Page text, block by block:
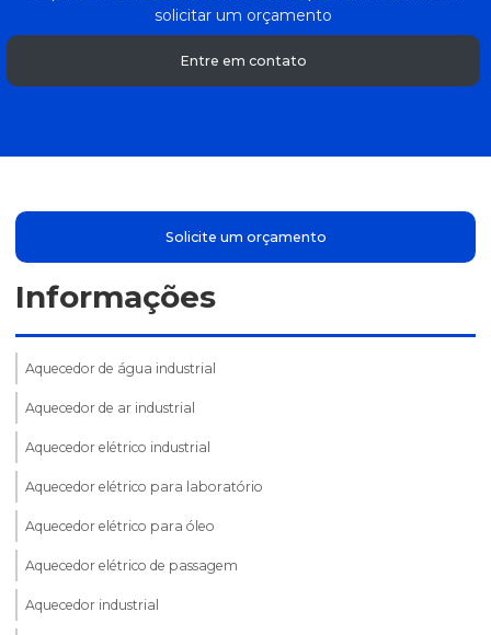
solicitar um orçamento
Entre em contato
Solicite um orçamento
Informações
Aquecedor de água industrial
Aquecedor de ar industrial
Aquecedor elétrico industrial
Aquecedor elétrico para laboratório
Aquecedor elétrico para óleo
Aquecedor elétrico de passagem
Aquecedor industrial